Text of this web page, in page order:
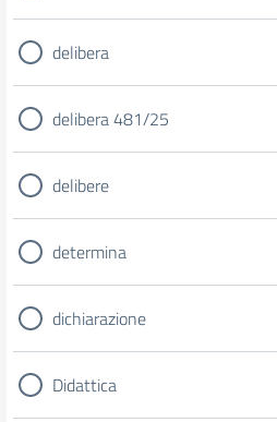
delibera
delibera 481/25
delibere
determina
dichiarazione
Didattica